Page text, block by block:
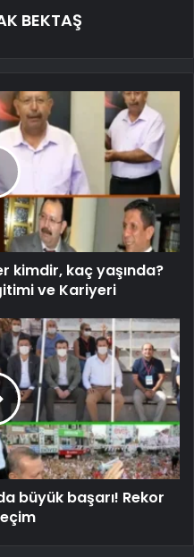
BEKTAŞ
kimdir, kaç yaşında?
ve Kariyeri
büyük başarı! Rekor